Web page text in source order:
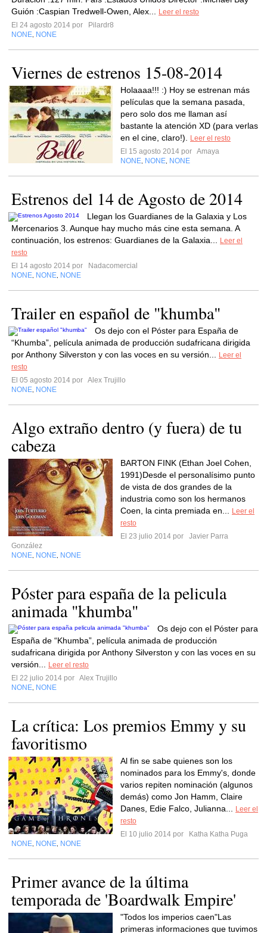
Guión :Caspian Tredwell-Owen, Alex...
Leer el resto
El 24 agosto 2014 por
Pilardr8
NONE NONE
Viernes de estrenos 15-08-2014
Holaaaa!!! :) Hoy se estrenan más
películas que la semana pasada,
pero solo dos me llaman así
bastante la atención XD (para verlas
en el cine, claro!).
Leer el resto
El 15 agosto 2014 por Amaya
NONE NONE NONE
Estrenos del 14 de Agosto de 2014
Llegan los Guardianes de la Galaxia y Los
Mercenarios 3. Aunque hay mucho más cine esta semana. A
continuación, los estrenos: Guardianes de la Galaxia...
Leer el
resto
El 14 agosto 2014 por
Nadacomercial
NONE NONE NONE
Trailer en español de "khumba"
Os dejo con el Póster para España de
“Khumba”, película animada de producción sudafricana dirigida
por Anthony Silverston y con las voces en su versión...
Leer el
resto
El 05 agosto 2014 por Alex Trujillo
NONE NONE
Algo extraño dentro (y fuera) de tu
cabeza
BARTON FINK (Ethan Joel Cohen,
1991)Desde el personalísimo punto
de vista de dos grandes de la
industria como son los hermanos
Coen, la cinta premiada en...
Leer el
resto
El 23 julio 2014 por
Javier Parra
González
NONE NONE NONE
Póster para españa de la pelicula
animada "khumba"
Os dejo con el Póster para
España de “Khumba”, película animada de producción
sudafricana dirigida por Anthony Silverston y con las voces en su
versión...
Leer el resto
El 22 julio 2014 por Alex Trujillo
NONE NONE
La crítica: Los premios Emmy y su
favoritismo
Al fin se sabe quienes son los
nominados para los Emmy's, donde
varios repiten nominación (algunos
demás) como Jon Hamm, Claire
Danes, Edie Falco, Julianna...
Leer el
resto
El 10 julio 2014 por
Katha Katha Puga
NONE NONE NONE
Primer avance de la última
temporada de 'Boardwalk Empire'
"Todos los imperios caen"Las
primeras informaciones que tuvimos